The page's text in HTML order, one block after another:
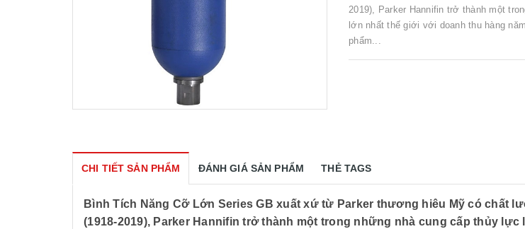
2019), Parker Hannifin trở thành một
lớn nhất thế giới với doanh thu hàng
phẩm...
CHI TIẾT SẢN PHẨM ĐÁNH GIÁ SẢN PHẨM THẺ TAGS
Bình Tích Năng Cỡ Lớn Series GB xuất xứ từ Parker thương hiêu Mỹ có chất
(1918-2019), Parker Hannifin trở thành một trong những nhà cung cấp thủy